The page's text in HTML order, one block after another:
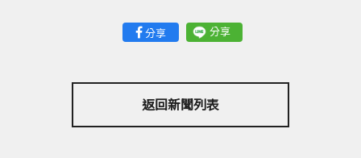
分享 分享
返回新聞列表